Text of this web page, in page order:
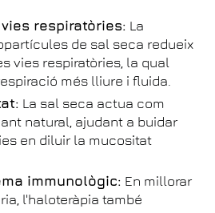
respiratòries: La
de sal seca redueix
vies respiratòries, la qual
més lliure i fluida.
La sal seca actua com
natural, ajudant a buidar
en diluir la mucositat
immunològic: En millorar
l'haloteràpia també